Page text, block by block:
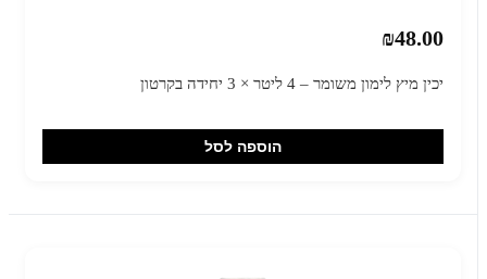
₪48.00
יכין מיץ לימון משומר – 4 ליטר × 3 יחידה בקרטון
הוספה לסל